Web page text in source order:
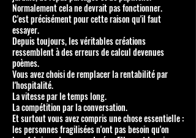
Normalement cela ne devrait pas fonctionner.
C'est précisément pour cette raison qu'il faut
essayer.
Depuis toujours, les véritables créations
ressemblent à des erreurs de calcul devenues
poèmes.
Vous avez choisi de remplacer la rentabilité par
l'hospitalité.
La vitesse par le temps long.
La compétition par la conversation.
Et surtout vous avez compris une chose essentielle :
les personnes fragilisées n'ont pas besoin qu'on